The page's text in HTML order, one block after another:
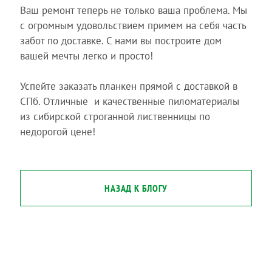
Ваш ремонт теперь не только ваша проблема. Мы
с огромным удовольствием примем на себя часть
забот по доставке. С нами вы построите дом
вашей мечты легко и просто!
Успейте заказать планкен прямой с доставкой в
СПб. Отличные и качественные пиломатериалы
из сибирской строганной лиственницы по
недорогой цене!
НАЗАД К БЛОГУ